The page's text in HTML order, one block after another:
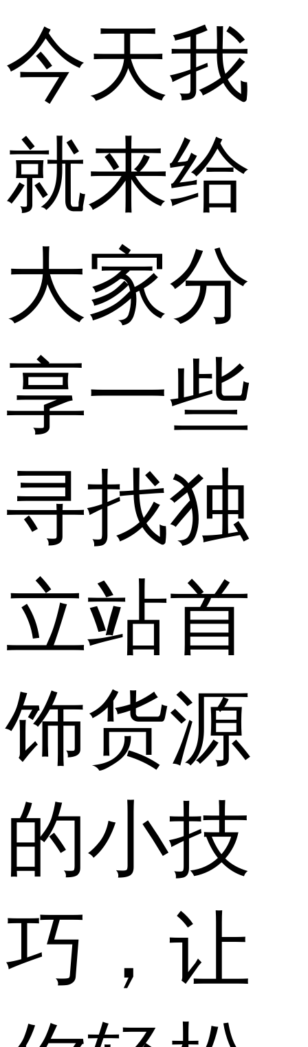
今天我
就来给
大家分
享一些
寻找独
立站首
饰货源
的小技
巧，让